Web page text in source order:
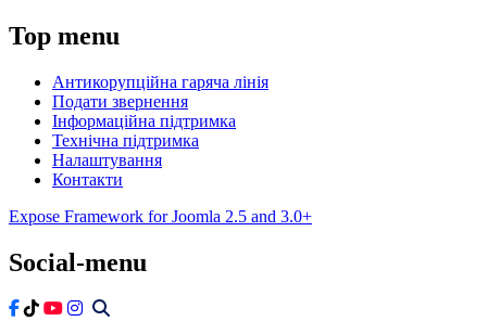
Top menu
Антикорупційна гаряча лінія
Подати звернення
Інформаційна підтримка
Технічна підтримка
Налаштування
Контакти
Expose Framework for Joomla 2.5 and 3.0+
Social-menu